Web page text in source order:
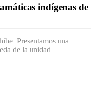
indígenas de
Presentamos una
de la unidad